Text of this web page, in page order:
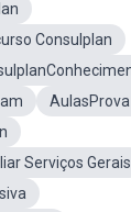
Consulplan
Serviços Gerais